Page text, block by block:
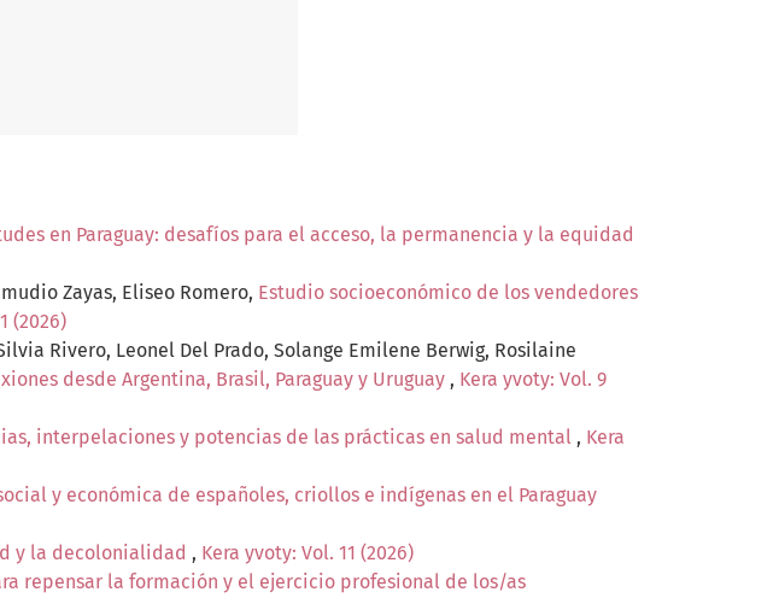
en Paraguay: desafíos para el acceso, la permanencia y la equidad
Zayas, Eliseo Romero, Estudio socioeconómico de los vendedores
(2026)
Rivero, Leonel Del Prado, Solange Emilene Berwig, Rosilaine
desde Argentina, Brasil, Paraguay y Uruguay , Kera yvoty: Vol. 9
interpelaciones y potencias de las prácticas en salud mental , Kera
y económica de españoles, criollos e indígenas en el Paraguay
y la decolonialidad , Kera yvoty: Vol. 11 (2026)
repensar la formación y el ejercicio profesional de los/as